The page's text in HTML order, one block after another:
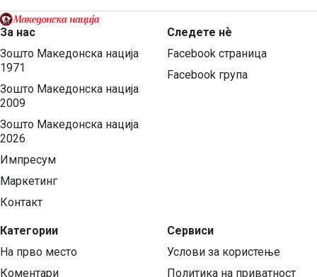
За нас
Зошто Македонска нација
1971
Зошто Македонска нација
2009
Зошто Македонска нација
2026
Импресум
Маркетинг
Контакт
Категории
На прво место
Коментари
Следете нѐ
Facebook страница
Facebook група
Сервиси
Услови за користење
Политика на приватност